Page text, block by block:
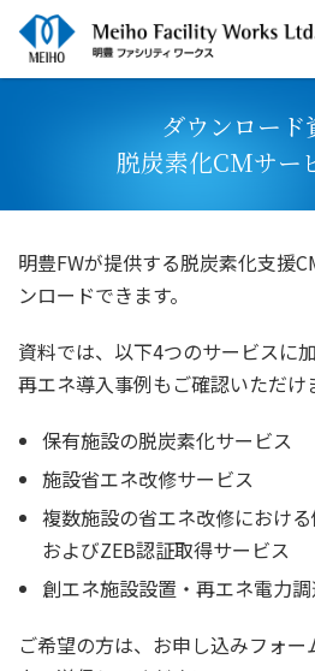
ダウンロード
脱炭素化CMサー
明豊FWが提供する脱炭素化支援
ンロードできます。
資料では、以下4つのサービスに
再エネ導入事例もご確認いただけ
保有施設の脱炭素化サービス
施設省エネ改修サービス
複数施設の省エネ改修におけ
およびZEB認証取得サービス
創エネ施設設置・再エネ電力
ご希望の方は、お申し込みフォ